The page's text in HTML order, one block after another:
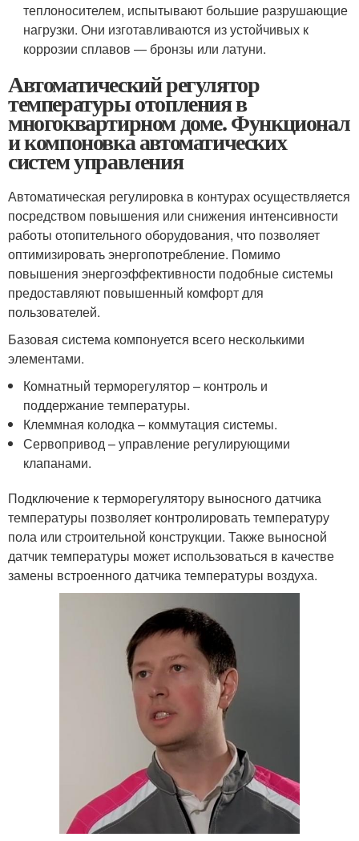
теплоносителем, испытывают большие разрушающие
нагрузки. Они изготавливаются из устойчивых к
коррозии сплавов — бронзы или латуни.
Автоматический регулятор
температуры отопления в
многоквартирном доме. Функционал
и компоновка автоматических
систем управления
Автоматическая регулировка в контурах осуществляется
посредством повышения или снижения интенсивности
работы отопительного оборудования, что позволяет
оптимизировать энергопотребление. Помимо
повышения энергоэффективности подобные системы
предоставляют повышенный комфорт для
пользователей.
Базовая система компонуется всего несколькими
элементами.
Комнатный терморегулятор – контроль и
поддержание температуры.
Клеммная колодка – коммутация системы.
Сервопривод – управление регулирующими
клапанами.
Подключение к терморегулятору выносного датчика
температуры позволяет контролировать температуру
пола или строительной конструкции. Также выносной
датчик температуры может использоваться в качестве
замены встроенного датчика температуры воздуха.